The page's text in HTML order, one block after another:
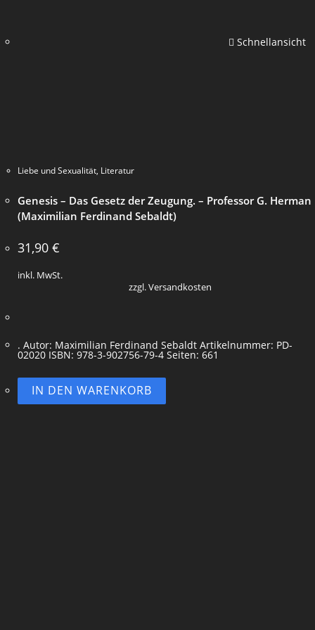
Schnellansicht
Liebe und Sexualität, Literatur
Genesis – Das Gesetz der Zeugung. – Professor G. Herman
(Maximilian Ferdinand Sebaldt)
31,90 €
inkl. MwSt.
zzgl. Versandkosten
. Autor: Maximilian Ferdinand Sebaldt Artikelnummer: PD-
02020 ISBN: 978-3-902756-79-4 Seiten: 661
IN DEN WARENKORB